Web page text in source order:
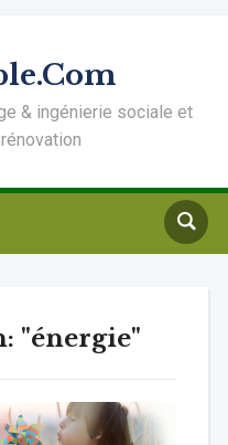
& ingénierie sociale et
"énergie"